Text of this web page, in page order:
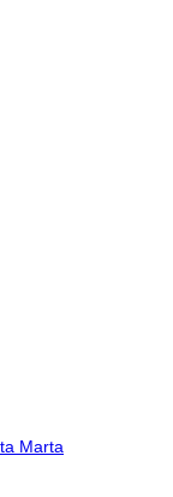
Marta